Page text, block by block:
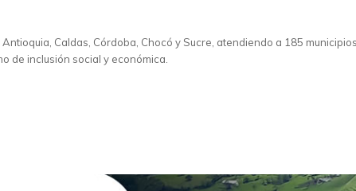
Caldas, Córdoba, Chocó y Sucre, atendiendo a 185
de inclusión social y económica.